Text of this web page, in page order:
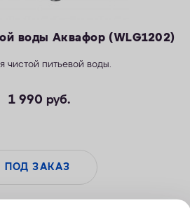
воды Аквафор (WLG1202)
чистой питьевой воды.
1 990 руб.
ПОД ЗАКАЗ